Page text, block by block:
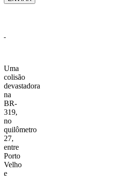
Uma
colisão
devastadora
na
BR-
319,
no
quilômetro
27,
entre
Porto
Velho
e